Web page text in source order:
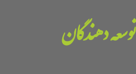
توسعه دهندگان